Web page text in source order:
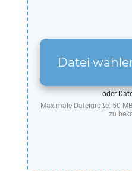
Datei
oder
Maximale Dateigröße: 50
zu